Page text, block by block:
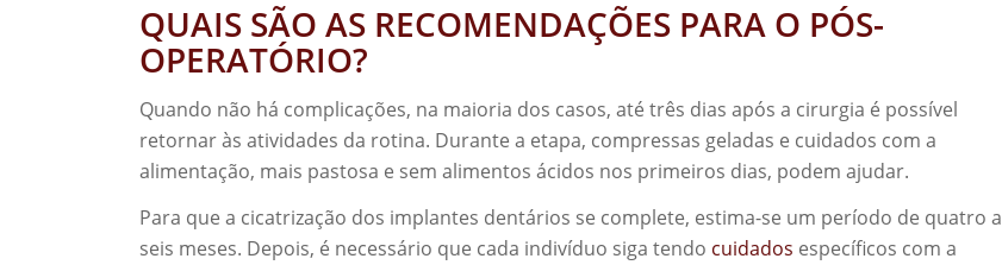
QUAIS SÃO AS RECOMENDAÇÕES PARA O PÓS-
OPERATÓRIO?
Quando não há complicações, na maioria dos casos, até três dias após a cirurgia é possível
retornar às atividades da rotina. Durante a etapa, compressas geladas e cuidados com a
alimentação, mais pastosa e sem alimentos ácidos nos primeiros dias, podem ajudar.
Para que a cicatrização dos implantes dentários se complete, estima-se um período de quatro a
seis meses. Depois, é necessário que cada indivíduo siga tendo cuidados específicos com a